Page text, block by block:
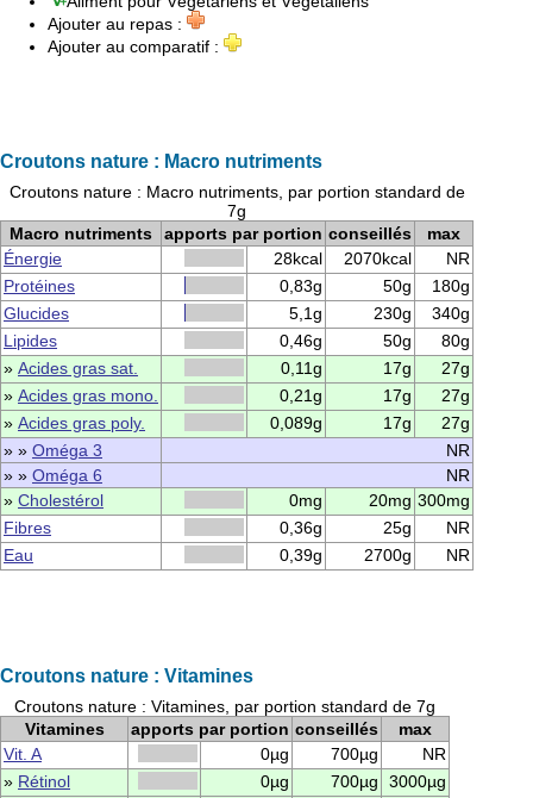
Ajouter au repas :
Ajouter au comparatif :
Croutons nature : Macro nutriments
Croutons nature : Macro nutriments, par portion standard de
7g
Macro nutriments
apports par portion conseillés
max
Énergie
28kcal 2070kcal
NR
Protéines
0,83g 50g
180g
Glucides
5,1g 230g
340g
Lipides
0,46g 50g
80g
» Acides gras sat. 0,11g 17g
27g
» Acides gras mono. 0,21g 17g
27g
» Acides gras poly. 0,089g 17g
27g
» » Oméga 3
NR
» » Oméga 6
NR
» Cholestérol 0mg 20mg 300mg
Fibres
0,36g 25g
NR
Eau
0,39g 2700g NR
Croutons nature : Vitamines
Croutons nature : Vitamines, par portion standard de 7g
Vitamines
apports par portion conseillés
max
Vit. A
0µg 700µg
NR
» Rétinol 0µg 700µg
3000µg